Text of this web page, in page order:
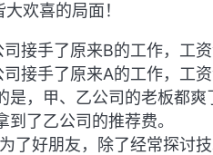
欢喜的局面！
接手了原来B的工作，工资
接手了原来A的工作，工资
是，甲、乙公司的老板都爽
到了乙公司的推荐费。
了好朋友，除了经常探讨